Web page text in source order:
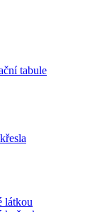
tabule
látkou